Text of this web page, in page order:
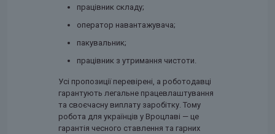
працівник складу;
оператор навантажувача;
пакувальник;
працівник з утримання чистоти.
Усі пропозиції перевірені, а роботодавці
гарантують легальне працевлаштування
та своєчасну виплату заробітку. Тому
робота для українців у Вроцлаві — це
гарантія чесного ставлення та гарних